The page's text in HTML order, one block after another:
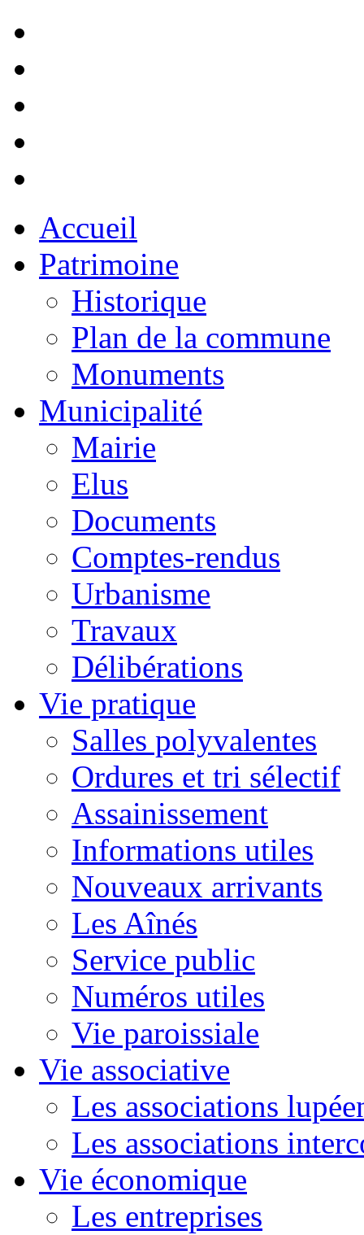
Accueil
Patrimoine
Historique
Plan de la commune
Monuments
Municipalité
Mairie
Elus
Documents
Comptes-rendus
Urbanisme
Travaux
Délibérations
Vie pratique
Salles polyvalentes
Ordures et tri sélectif
Assainissement
Informations utiles
Nouveaux arrivants
Les Aînés
Service public
Numéros utiles
Vie paroissiale
Vie associative
Les associations
Les associations
Vie économique
Les entreprises